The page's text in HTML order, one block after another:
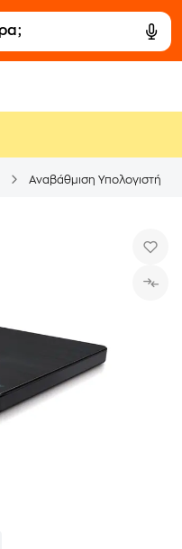
Αναβάθμιση Υπολογιστή